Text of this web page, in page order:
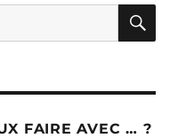
FAIRE AVEC … ?